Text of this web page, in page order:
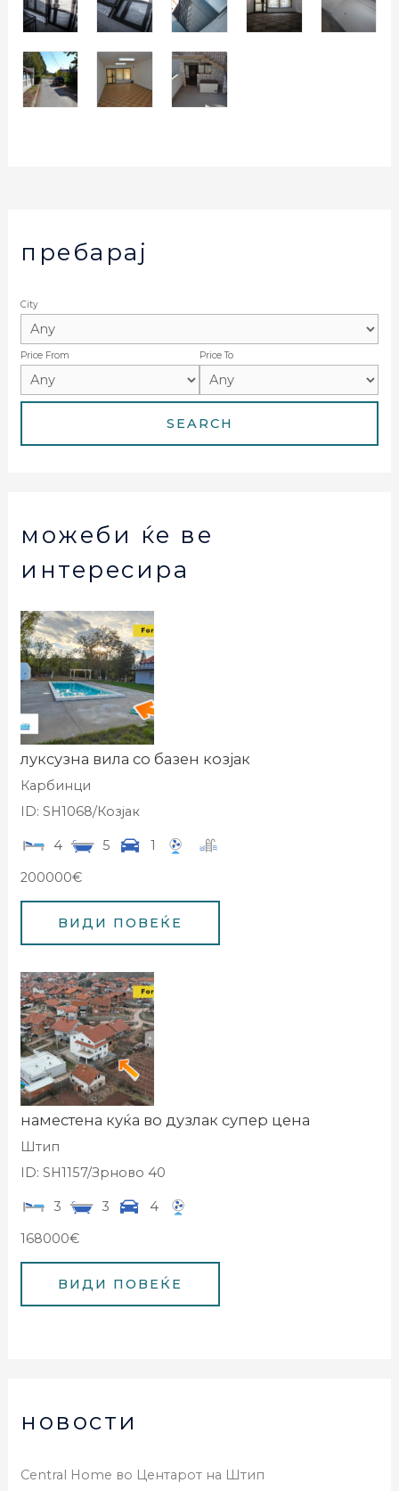
пребарај
City
Price From Price To
можеби ќе ве
интересира
луксузна вила со базен козјак
Карбинци
ID: SH1068/Козјак
4 5 1
200000€
наместена куќа во дузлак супер цена
Штип
ID: SH1157/Зрново 40
3 3 4
168000€
новости
Central Home во Центарот на Штип